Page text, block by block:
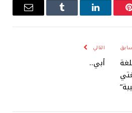
بينتيريستلينكدإن Tumblr
البريد
التالي
أبي..